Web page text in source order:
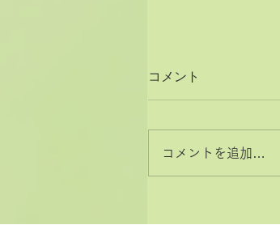
レンダー
コメント
コメントを追加…